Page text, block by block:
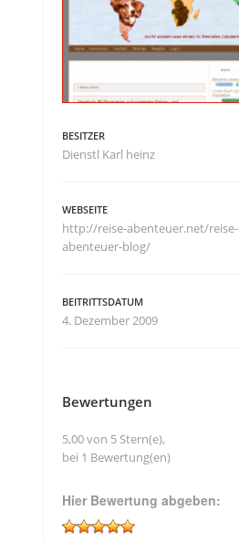
BESITZER
Dienstl Karl heinz
WEBSEITE
http://reise-abenteuer.net/reise-
abenteuer-blog/
BEITRITTSDATUM
4. Dezember 2009
Bewertungen
5,00 von 5 Stern(e),
bei 1 Bewertung(en)
Hier Bewertung abgeben: